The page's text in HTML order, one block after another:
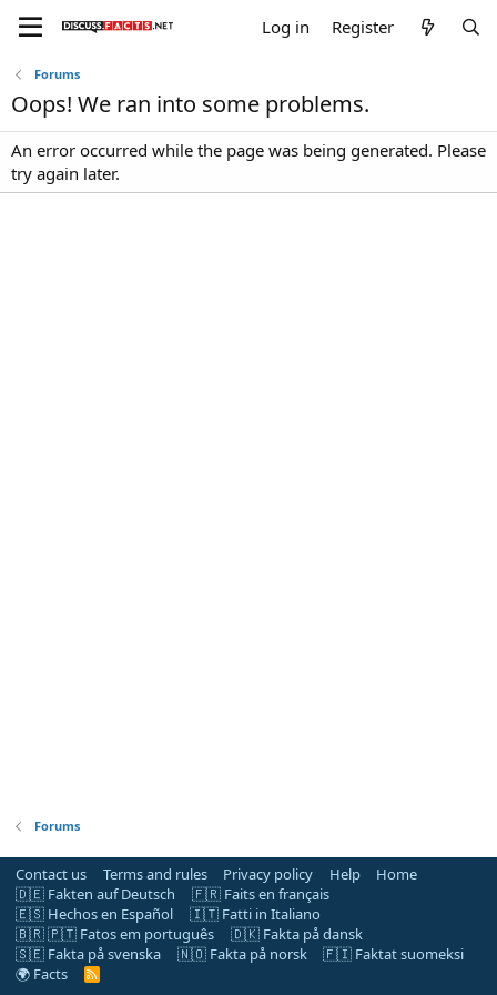
Log in Register
Forums
Oops! We ran into some problems.
An error occurred while the page was being generated. Please
try again later.
Forums
Contact us Terms and rules Privacy policy Help
Home
🇩🇪 Fakten auf Deutsch
🇫🇷 Faits en français
🇪🇸 Hechos en Español
🇮🇹 Fatti in Italiano
🇧🇷 🇵🇹 Fatos em português
🇩🇰 Fakta på dansk
🇸🇪 Fakta på svenska
🇳🇴 Fakta på norsk
🇫🇮 Faktat suomeksi
🌍 Facts
R